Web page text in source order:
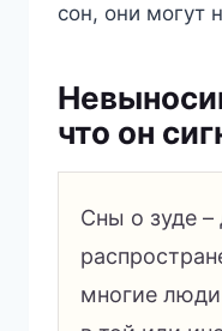
сон, они могут
что он
Сны о зуде –
многие